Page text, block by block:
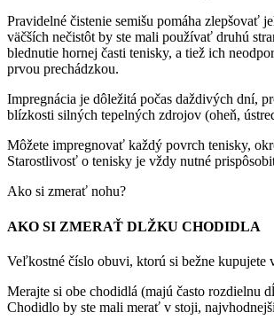
Pravidelné čistenie semišu pomáha zlepšovať
väčších nečistôt by ste mali používať druhú
blednutie hornej časti tenisky, a tiež ich
prvou prechádzkou.
Impregnácia je dôležitá počas daždivých dní,
blízkosti silných tepelných zdrojov (oheň,
Môžete impregnovať každý povrch tenisky,
Starostlivosť o tenisky je vždy nutné
Ako si zmerať nohu?
AKO SI ZMERAŤ DLŽKU CHODIDLA
Veľkostné číslo obuvi, ktorú si bežne
Merajte si obe chodidlá (majú často rozdielnu
Chodidlo by ste mali merať v stoji,